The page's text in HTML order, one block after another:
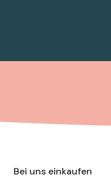
Bei uns einkaufen